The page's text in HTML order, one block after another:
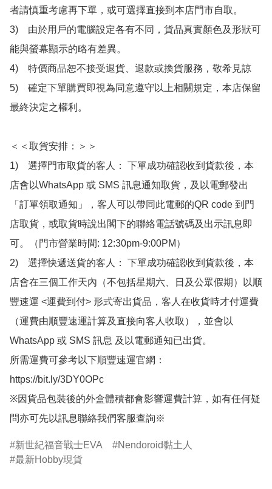
者請慎重考慮再下單，或可選擇直接到本店門市自取。
3)　由於用戶的電腦設定各有不同，貨品真實顏色及形狀可
能與螢幕顯示的略有差異。
4)　特價商品恕不接受退貨、退款或換貨服務，敬希見諒
5)　確定下單購買即視為同意遵守以上相關規定，本店保留
最終決定之權利。
＜＜取貨安排：＞＞
1)　選擇門市取貨的客人： 下單成功確認收到貨款後，本
店會以WhatsApp 或 SMS 訊息通知取貨，及以電郵發出
「訂單領取通知」，客人可以帶同此電郵的QR code 到門
店取貨，或取貨時說出閣下的聯絡電話號碼及出示訊息即
可。（門市營業時間: 12:30pm-9:00PM）
2)　選擇快遞送貨的客人： 下單成功確認收到貨款後，本
店會在三個工作天內（不包括星期六、日及公眾假期）以順
豐速運 <運費到付> 形式寄出貨品，客人在收貨時才付運費
（運費由順豐速運計算及直接向客人收取），並會以
WhatsApp 或 SMS 訊息 及以電郵通知已出貨。
所需運費可參考以下順豐速運官網：
https://bit.ly/3DY0OPc
※因貨品包裝後的外盒體積都會影響運費計算，如有任何疑
問亦可先以訊息聯絡我們客服查詢※
新世紀福音戰士EVA
Nendoroid黏土人
最新Hobby現貨